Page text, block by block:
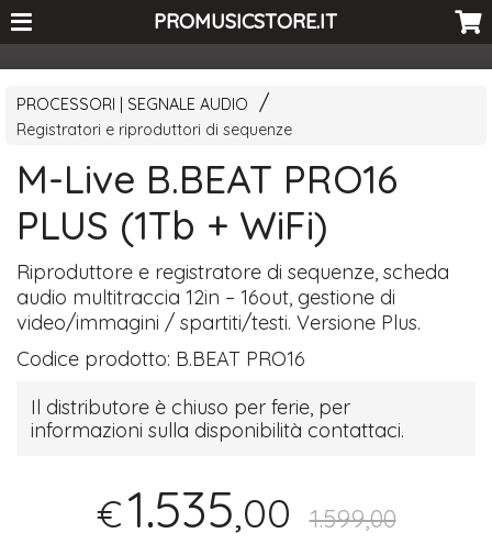
<-- Curio's GSC -->PROMUSICSTORE.IT
PROCESSORI | SEGNALE AUDIO
Registratori e riproduttori di sequenze
M-Live B.BEAT PRO16
PLUS (1Tb + WiFi)
Riproduttore e registratore di sequenze, scheda
audio multitraccia 12in – 16out, gestione di
video/immagini / spartiti/testi. Versione Plus.
Codice prodotto: B.BEAT PRO16
Il distributore è chiuso per ferie, per
informazioni sulla disponibilità contattaci.
€1.535,00 1.599,00